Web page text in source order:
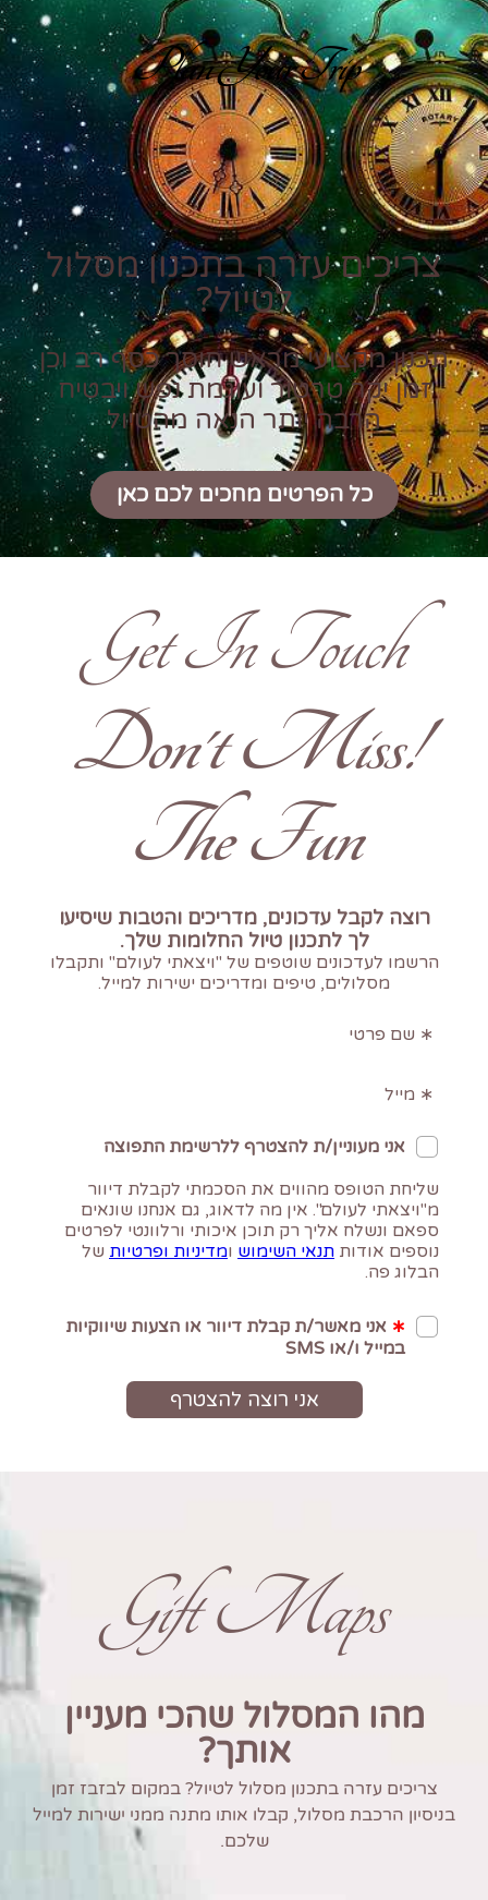
Plan Your Trip
צריכים עזרה בתכנון מסלול
לטיול?
תכנון מקצועי מראש חוסך כסף רב וכן
זמן יקר טרטור ועוגמת נפש ויבטיח
הרבה יותר הנאה מהטיול
כל הפרטים מחכים לכם כאן
Get In Touch
!Don't Miss
The Fun
Gift Maps
מהו המסלול שהכי מעניין
אותך?
צריכים עזרה בתכנון מסלול לטיול? במקום לבזבז זמן
בניסיון הרכבת מסלול, קבלו אותו מתנה ממני ישירות למייל
שלכם.